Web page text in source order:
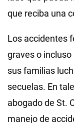
que reciba una
Los accidentes
graves o
sus familias
secuelas. En
abogado de St.
manejo de